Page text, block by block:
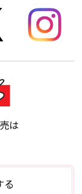
は
る